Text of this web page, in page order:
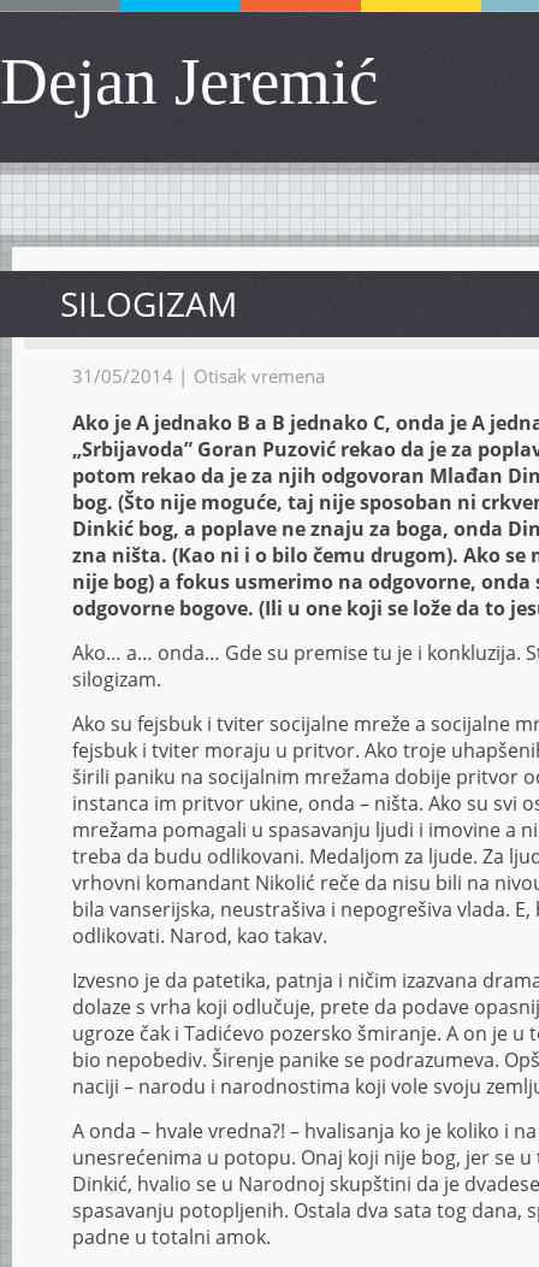
Dejan Jeremić
SILOGIZAM
31/05/2014 | Otisak vremena
Ako je A jednako B a B jednako C, onda je A
„Srbijavoda” Goran Puzović rekao da je za
potom rekao da je za njih odgovoran Mlađan
bog. (Što nije moguće, taj nije sposoban ni
Dinkić bog, a poplave ne znaju za boga, onda
zna ništa. (Kao ni i o bilo čemu drugom). Ako
nije bog) a fokus usmerimo na odgovorne, onda
odgovorne bogove. (Ili u one koji se lože da to
Ako… a… onda… Gde su premise tu je i konkluzija.
silogizam.
Ako su fejsbuk i tviter socijalne mreže a socijalne
fejsbuk i tviter moraju u pritvor. Ako troje
širili paniku na socijalnim mrežama dobije pritvor
instanca im pritvor ukine, onda – ništa. Ako su svi
mrežama pomagali u spasavanju ljudi i imovine a
treba da budu odlikovani. Medaljom za ljude. Za
vrhovni komandant Nikolić reče da nisu bili na
bila vanserijska, neustrašiva i nepogrešiva vlada.
odlikovati. Narod, kao takav.
Izvesno je da patetika, patnja i ničim izazvana
dolaze s vrha koji odlučuje, prete da podave
ugroze čak i Tadićevo pozersko šmiranje. A on je u
bio nepobediv. Širenje panike se podrazumeva.
naciji – narodu i narodnostima koji vole svoju
A onda – hvale vredna?! – hvalisanja ko je koliko i
unesrećenima u potopu. Onaj koji nije bog, jer se
Dinkić, hvalio se u Narodnoj skupštini da je
spasavanju potopljenih. Ostala dva sata tog dana,
padne u totalni amok.